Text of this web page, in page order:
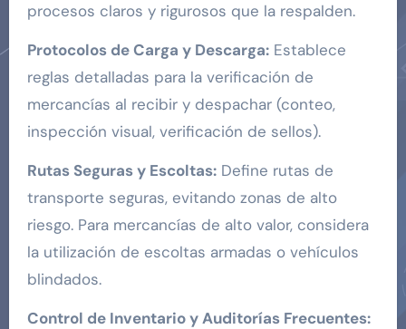
procesos claros y rigurosos que la respalden.
Protocolos de Carga y Descarga:Establece
reglas detalladas para la verificación de
mercancías al recibir y despachar (conteo,
inspección visual, verificación de sellos).
Rutas Seguras y Escoltas:Define rutas de
transporte seguras, evitando zonas de alto
riesgo. Para mercancías de alto valor, considera
la utilización de escoltas armadas o vehículos
blindados.
Control de Inventario y Auditorías Frecuentes: